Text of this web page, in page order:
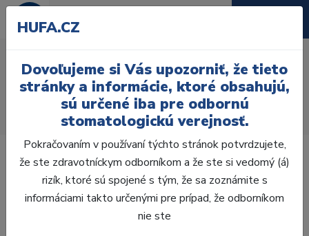
S56, A4
Zuby
AcryRock
AcryRock frontálne H 6ks S56, A4
HUFA.CZ
Dovoľujeme si Vás upozorniť, že tieto
stránky a informácie, ktoré obsahujú,
sú určené iba pre odbornú
stomatologickú verejnosť.
Pokračovaním v používaní týchto stránok potvrdzujete,
že ste zdravotníckym odborníkom a že ste si vedomý (á)
rizík, ktoré sú spojené s tým, že sa zoznámite s
informáciami takto určenými pre prípad, že odborníkom
nie ste